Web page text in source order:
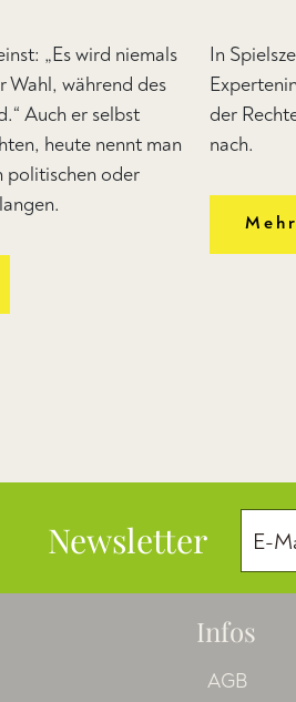
„Es wird niemals
Wahl, während des
Auch er selbst
heute nennt man
politischen oder
In
der
nach.
Newsletter
Infos
AGB